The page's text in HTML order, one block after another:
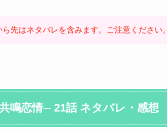
ら先はネタバレを含みます。ご注意ください。
鳴恋情─ 21話 ネタバレ・感想